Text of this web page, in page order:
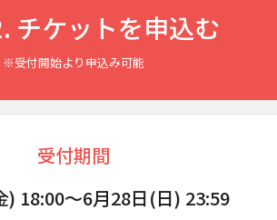
チケットを申込む
※受付開始より申込み可能
受付期間
) 18:00～6月28日(日) 23:59